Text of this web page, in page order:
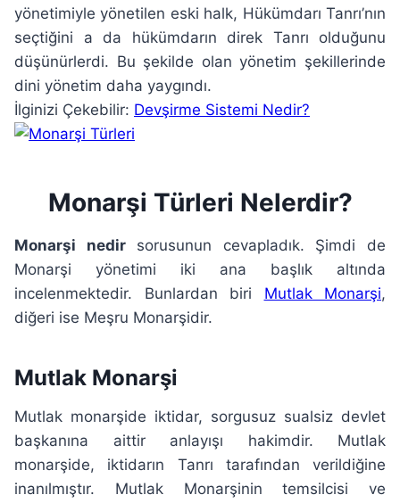
yönetimiyle yönetilen eski halk, Hükümdarı Tanrı’nın
seçtiğini a da hükümdarın direk Tanrı olduğunu
düşünürlerdi. Bu şekilde olan yönetim şekillerinde
dini yönetim daha yaygındı.
İlginizi Çekebilir: Devşirme Sistemi Nedir?
Monarşi Türleri Nelerdir?
Monarşi nedirsorusunun cevapladık. Şimdi de
Monarşi yönetimi iki ana başlık altında
incelenmektedir. Bunlardan biri Mutlak Monarşi,
diğeri ise Meşru Monarşidir.
Mutlak Monarşi
Mutlak monarşide iktidar, sorgusuz sualsiz devlet
başkanına aittir anlayışı hakimdir. Mutlak
monarşide, iktidarın Tanrı tarafından verildiğine
inanılmıştır. Mutlak Monarşinin temsilcisi ve